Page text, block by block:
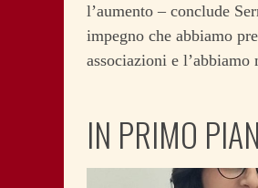
l’aumento – conclude
impegno che abbiamo
associazioni e l’abbiamo
IN PRIMO